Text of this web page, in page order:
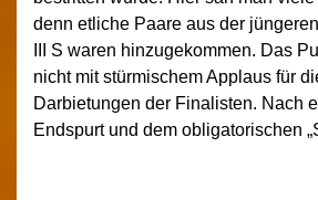
denn etliche Paare aus der
III S waren hinzugekommen. Das
nicht mit stürmischem Applaus für
Darbietungen der Finalisten. Nach
Endspurt und dem obligatorischen